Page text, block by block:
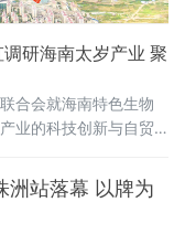
技术赋能健康睡眠的
研海南太岁产业 聚
合会就海南特色生物
业的科技创新与自贸
培育难度极高。太岁
洲站落幕 以牌为